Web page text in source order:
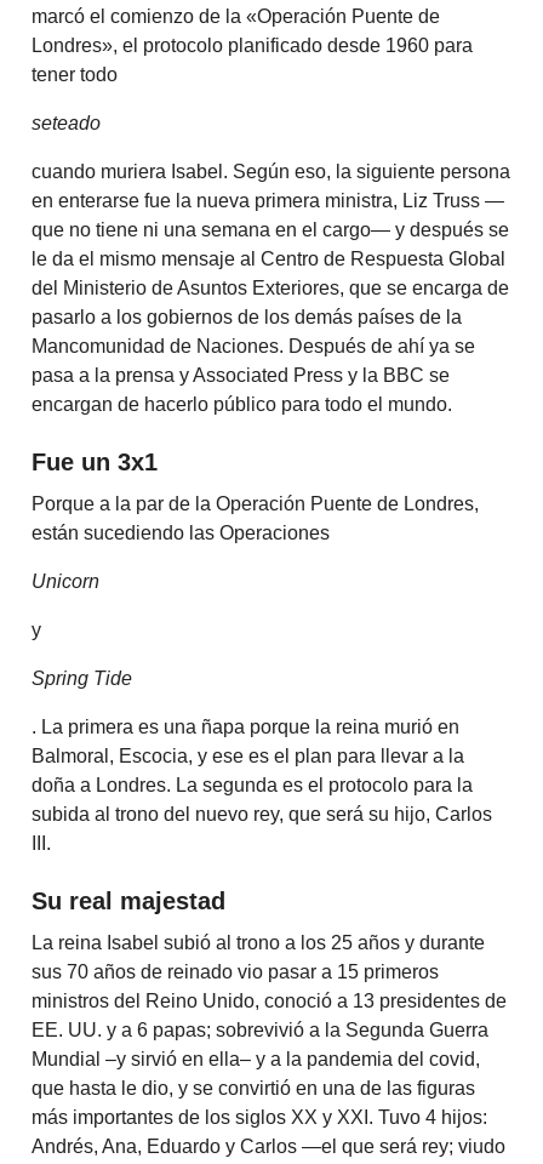
marcó el comienzo de la «Operación Puente de
Londres», el protocolo planificado desde 1960 para
tener todo
seteado
cuando muriera Isabel. Según eso, la siguiente persona
en enterarse fue la nueva primera ministra, Liz Truss —
que no tiene ni una semana en el cargo— y después se
le da el mismo mensaje al Centro de Respuesta Global
del Ministerio de Asuntos Exteriores, que se encarga de
pasarlo a los gobiernos de los demás países de la
Mancomunidad de Naciones. Después de ahí ya se
pasa a la prensa y Associated Press y la BBC se
encargan de hacerlo público para todo el mundo.
Fue un 3x1
Porque a la par de la Operación Puente de Londres,
están sucediendo las Operaciones
Unicorn
y
Spring Tide
. La primera es una ñapa porque la reina murió en
Balmoral, Escocia, y ese es el plan para llevar a la
doña a Londres. La segunda es el protocolo para la
subida al trono del nuevo rey, que será su hijo, Carlos
III.
Su real majestad
La reina Isabel subió al trono a los 25 años y durante
sus 70 años de reinado vio pasar a 15 primeros
ministros del Reino Unido, conoció a 13 presidentes de
EE. UU. y a 6 papas; sobrevivió a la Segunda Guerra
Mundial –y sirvió en ella– y a la pandemia del covid,
que hasta le dio, y se convirtió en una de las figuras
más importantes de los siglos XX y XXI. Tuvo 4 hijos:
Andrés, Ana, Eduardo y Carlos —el que será rey; viudo